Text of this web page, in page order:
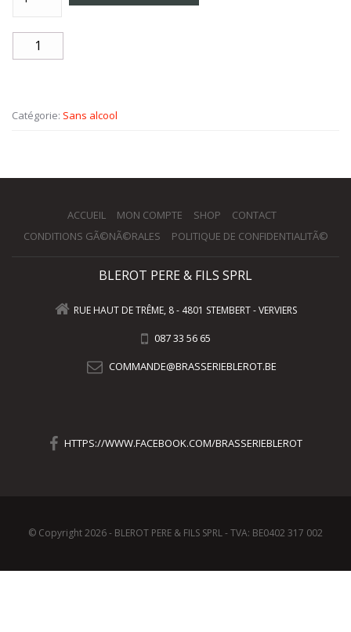
Catégorie: Sans alcool
ACCUEIL MON COMPTE SHOP
CONTACT
CONDITIONS GÃ©NÃ©RALES
POLITIQUE DE CONFIDENTIALITÃ©
BLEROT PERE & FILS SPRL
RUE HAUT DE TRÊME, 8 - 4801 STEMBERT - VERVIERS
087 33 56 65
COMMANDE@BRASSERIEBLEROT.BE
HTTPS://WWW.FACEBOOK.COM/BRASSERIEBLEROT
© Copyright 2026 - BLEROT PERE & FILS SPRL - TVA: BE0402 317 002